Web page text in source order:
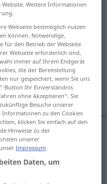
drawing
Weitere Informationen
Webseite bestmöglich nutzen
können. Notwendige,
für den Betrieb der Webseite
Webseite erforderlich sind,
immer auf Ihrem Endgerät
die der Bereitstellung
nur gespeichert, wenn Sie uns
Button Ihr Einverständnis
ohne Akzeptieren“. Sie
Besuche unserer
Informationen zu den Cookies
klicken Sie einfach auf den
Hinweise zu der
unserer
Impressum.
Daten, um